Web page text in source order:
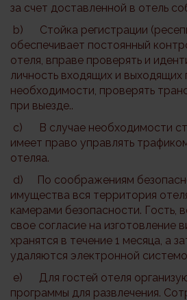
за счет доставленной в отель
b) Стойка регистрации
обеспечивает постоянный
отеля, вправе проверять и
личность входящих и выходящих
необходимости, проверять
при выезде..
c) В случае необходимости
имеет право управлять
отеляa.
d) По соображениям
имущества вся территория
камерами безопасности. Гость,
свое согласие на изготовление
хранятся в течение 1 месяца, а
удаляются электронной
e) Для гостей отеля
программы для развлечения.